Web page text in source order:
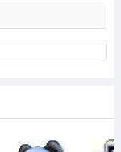
的pdf编辑器软
有这样的工具。
包含各种可视对
而每一个对象都